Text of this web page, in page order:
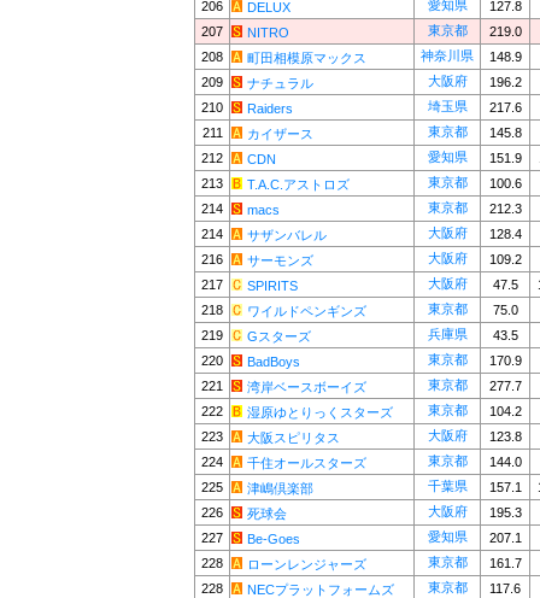
206
DELUX 愛知県
127.8
207
NITRO 東京都
219.0
208
町田相模原マックス 神奈川県
148.9
209
ナチュラル 大阪府
196.2
210
Raiders 埼玉県
217.6
211
カイザース 東京都
145.8
212
CDN 愛知県 151.9
213
T.A.C.アストロズ 東京都
100.6
214
macs 東京都
212.3
214
サザンバレル 大阪府
128.4
216
サーモンズ 大阪府
109.2
217
SPIRITS 大阪府 47.5
218
ワイルドペンギンズ 東京都
75.0
219
Gスターズ 兵庫県
43.5
220
BadBoys 東京都
170.9
221
湾岸ベースボーイズ 東京都
277.7
222
湿原ゆとりっくスターズ 東京都
104.2
223
大阪スピリタス 大阪府
123.8
224
千住オールスターズ 東京都
144.0
225
津嶋倶楽部 千葉県 157.1
226
死球会 大阪府
195.3
227
Be-Goes 愛知県
207.1
228
ローンレンジャーズ 東京都
161.7
228
NECプラットフォームズ 東京都
117.6